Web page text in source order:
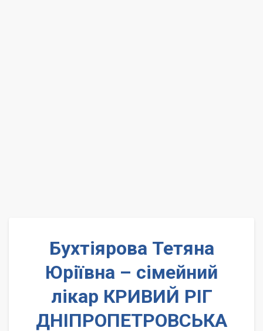
Бухтіярова Тетяна
Юріївна – сімейний
лікар КРИВИЙ РІГ
ДНІПРОПЕТРОВСЬКА